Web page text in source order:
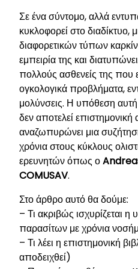
Σε ένα σύντομο, αλλά
κυκλοφορεί στο διαδίκτυο,
διαφορετικών τύπων
εμπειρία της και
πολλούς ασθενείς της που
ογκολογικά προβλήματα,
μολύνσεις. Η υπόθεση αυτή
δεν αποτελεί
αναζωπυρώνει μια
χρόνια στους κύκλους
ερευνητών όπως ο
COMUSAV.
Στο άρθρο αυτό θα δούμε:
– Τι ακριβώς ισχυρίζεται
παρασίτων με χρόνια
– Τι λέει η επιστημονική
αποδειχθεί)